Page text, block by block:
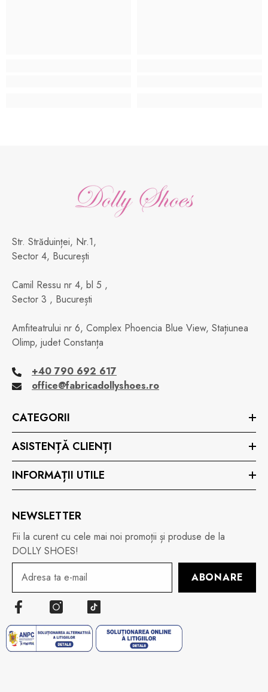
Str. Străduinței, Nr.1,
Sector 4, București
Camil Ressu nr 4, bl 5 ,
Sector 3 , București
Amfiteatrului nr 6, Complex Phoencia Blue View, Stațiunea
Olimp, judet Constanța
+40 790 692 617
office@fabricadollyshoes.ro
CATEGORII
ASISTENȚĂ CLIENȚI
INFORMAȚII UTILE
NEWSLETTER
Fii la curent cu cele mai noi promoții și produse de la
DOLLY SHOES!
ABONARE